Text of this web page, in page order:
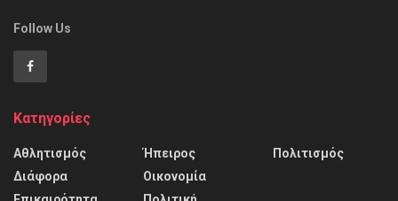
Follow Us
Κατηγορίες
Αθλητισμός
Διάφορα
Ήπειρος
Οικονομία
Πολιτισμός